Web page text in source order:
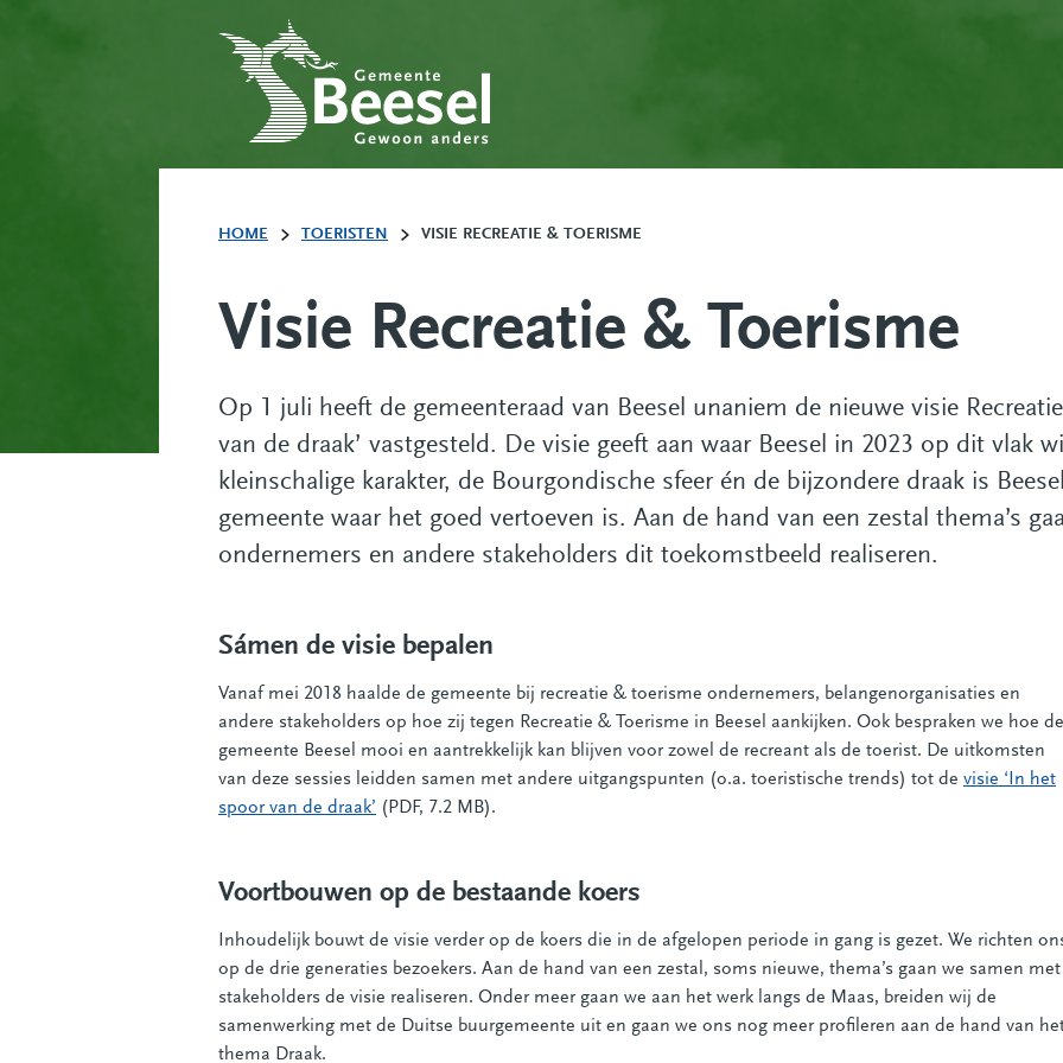
HOME TOERISTEN VISIE RECREATIE & TOERISME
Visie Recreatie & Toerisme
Op 1 juli heeft de gemeenteraad van Beesel unaniem de nieuwe visie
van de draak’ vastgesteld. De visie geeft aan waar Beesel in 2023 op dit vlak
kleinschalige karakter, de Bourgondische sfeer én de bijzondere draak is
gemeente waar het goed vertoeven is. Aan de hand van een zestal thema’s
ondernemers en andere stakeholders dit toekomstbeeld realiseren.
Sámen de visie bepalen
Vanaf mei 2018 haalde de gemeente bij recreatie & toerisme ondernemers, belangenorganisaties en
andere stakeholders op hoe zij tegen Recreatie & Toerisme in Beesel aankijken. Ook bespraken we hoe de
gemeente Beesel mooi en aantrekkelijk kan blijven voor zowel de recreant als de toerist. De uitkomsten
van deze sessies leidden samen met andere uitgangspunten (o.a. toeristische trends) tot de visie ‘In het
spoor van de draak’ (PDF, 7.2 MB).
Voortbouwen op de bestaande koers
Inhoudelijk bouwt de visie verder op de koers die in de afgelopen periode in gang is gezet. We richten
op de drie generaties bezoekers. Aan de hand van een zestal, soms nieuwe, thema’s gaan we samen met
stakeholders de visie realiseren. Onder meer gaan we aan het werk langs de Maas, breiden wij de
samenwerking met de Duitse buurgemeente uit en gaan we ons nog meer profileren aan de hand van
thema Draak.